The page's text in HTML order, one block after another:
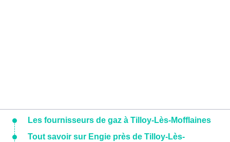
Les fournisseurs de gaz à Tilloy-Lès-Mofflaines
Tout savoir sur Engie près de Tilloy-Lès-